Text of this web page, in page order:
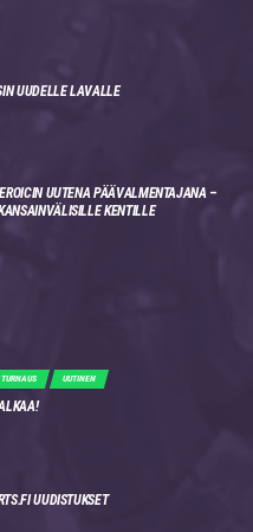
UUDELLE LAVALLE
UUTENA PÄÄVALMENTAJANA –
KENTILLE
TURNAUS UUTINEN
UUDISTUKSET